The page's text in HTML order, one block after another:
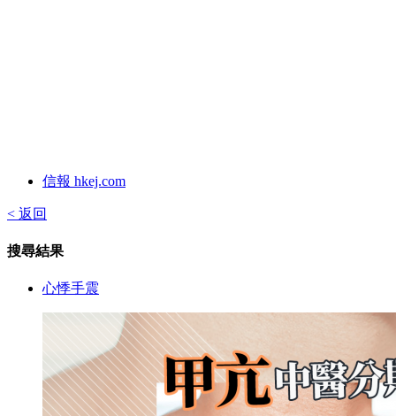
信報 hkej.com
< 返回
搜尋結果
心悸手震